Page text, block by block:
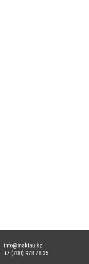
info@inaktau.kz
+7 (700) 978 78 35